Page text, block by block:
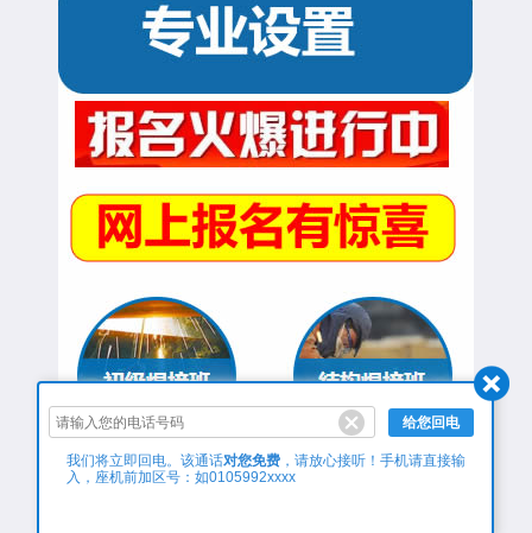
给您回电
我们将立即回电。该通话对您免费，请放心接听！手机请直接输
入，座机前加区号：如0105992xxxx